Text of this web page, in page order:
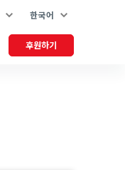
한국어
후원하기